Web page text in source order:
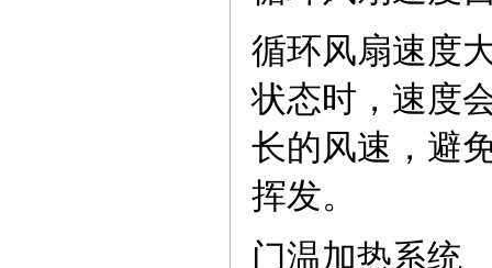
循环风扇速度
状态时，速度
长的风速，避
挥发。
门温加热系统